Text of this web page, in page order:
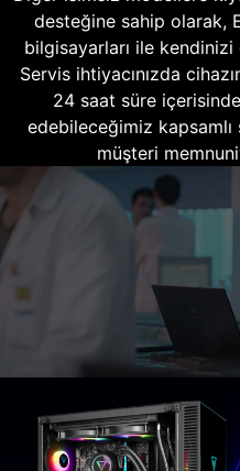
desteğine sahip olarak,
bilgisayarları ile
Servis ihtiyacınızda
24 saat süre
edebileceğimiz kapsamlı
müşteri